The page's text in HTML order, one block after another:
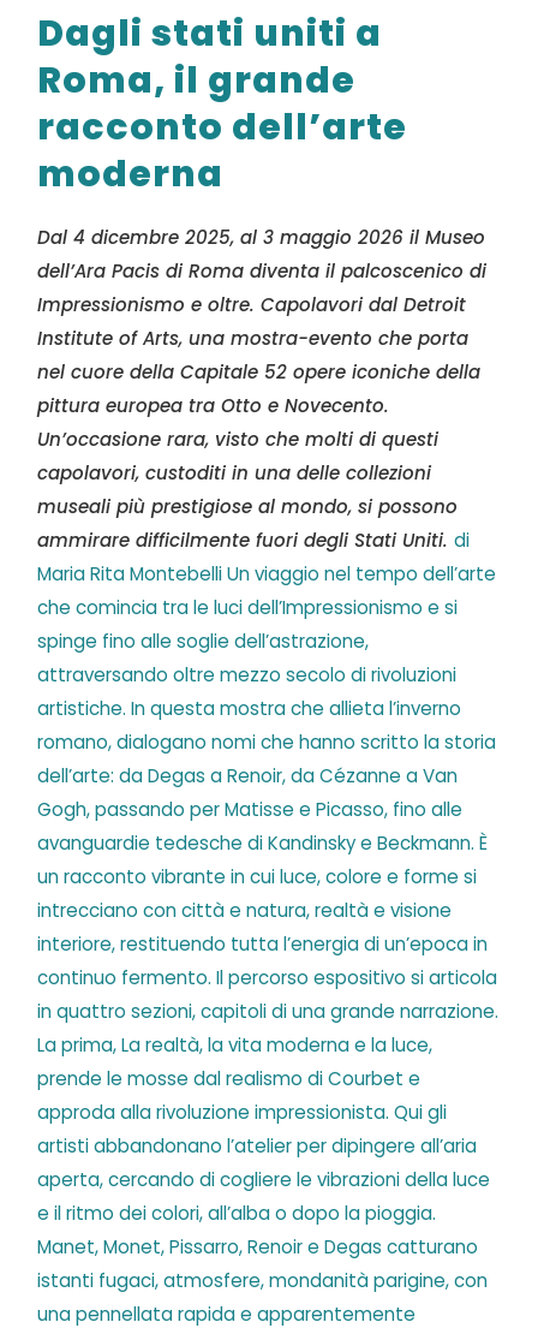
Dagli stati uniti a
Roma, il grande
racconto dell’arte
moderna
Dal 4 dicembre 2025, al 3 maggio 2026 il Museo
dell’Ara Pacis di Roma diventa il palcoscenico di
Impressionismo e oltre. Capolavori dal Detroit
Institute of Arts, una mostra-evento che porta
nel cuore della Capitale 52 opere iconiche della
pittura europea tra Otto e Novecento.
Un’occasione rara, visto che molti di questi
capolavori, custoditi in una delle collezioni
museali più prestigiose al mondo, si possono
ammirare difficilmente fuori degli Stati Uniti.di
Maria Rita Montebelli Un viaggio nel tempo dell’arte
che comincia tra le luci dell’Impressionismo e si
spinge fino alle soglie dell’astrazione,
attraversando oltre mezzo secolo di rivoluzioni
artistiche. In questa mostra che allieta l’inverno
romano, dialogano nomi che hanno scritto la storia
dell’arte: da Degas a Renoir, da Cézanne a Van
Gogh, passando per Matisse e Picasso, fino alle
avanguardie tedesche di Kandinsky e Beckmann. È
un racconto vibrante in cui luce, colore e forme si
intrecciano con città e natura, realtà e visione
interiore, restituendo tutta l’energia di un’epoca in
continuo fermento. Il percorso espositivo si articola
in quattro sezioni, capitoli di una grande narrazione.
La prima, La realtà, la vita moderna e la luce,
prende le mosse dal realismo di Courbet e
approda alla rivoluzione impressionista. Qui gli
artisti abbandonano l’atelier per dipingere all’aria
aperta, cercando di cogliere le vibrazioni della luce
e il ritmo dei colori, all’alba o dopo la pioggia.
Manet, Monet, Pissarro, Renoir e Degas catturano
istanti fugaci, atmosfere, mondanità parigine, con
una pennellata rapida e apparentemente